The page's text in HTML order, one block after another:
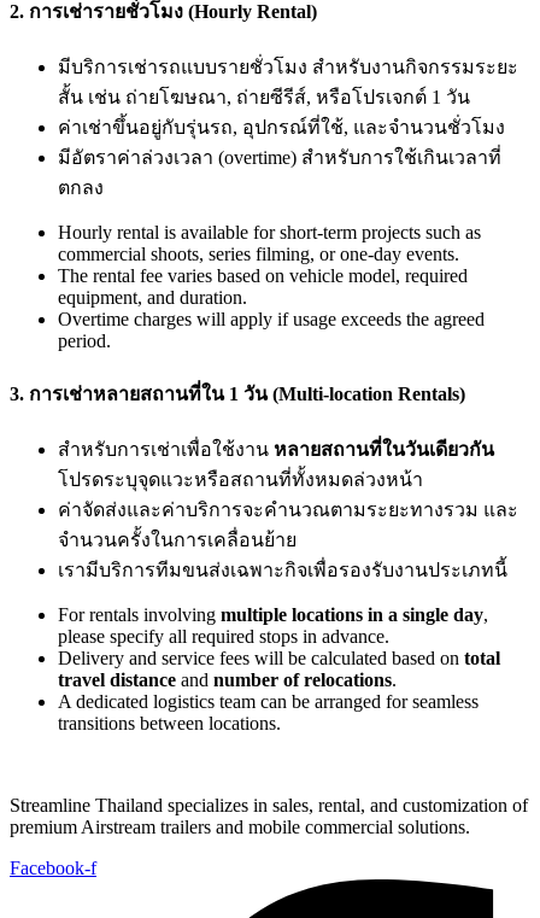
2. การเช่ารายชั่วโมง (Hourly Rental)
มีบริการเช่ารถแบบรายชั่วโมง สำหรับงานกิจกรรมระยะ
สั้น เช่น ถ่ายโฆษณา, ถ่ายซีรีส์, หรือโปรเจกต์ 1 วัน
ค่าเช่าขึ้นอยู่กับรุ่นรถ, อุปกรณ์ที่ใช้, และจำนวนชั่วโมง
มีอัตราค่าล่วงเวลา (overtime) สำหรับการใช้เกินเวลาที่
ตกลง
Hourly rental is available for short-term projects such as
commercial shoots, series filming, or one-day events.
The rental fee varies based on vehicle model, required
equipment, and duration.
Overtime charges will apply if usage exceeds the agreed
period.
3. การเช่าหลายสถานที่ใน 1 วัน (Multi-location Rentals)
สำหรับการเช่าเพื่อใช้งาน หลายสถานที่ในวันเดียวกัน
โปรดระบุจุดแวะหรือสถานที่ทั้งหมดล่วงหน้า
ค่าจัดส่งและค่าบริการจะคำนวณตามระยะทางรวม และ
จำนวนครั้งในการเคลื่อนย้าย
เรามีบริการทีมขนส่งเฉพาะกิจเพื่อรองรับงานประเภทนี้
For rentals involving multiple locations in a single day,
please specify all required stops in advance.
Delivery and service fees will be calculated based on total
travel distance and number of relocations.
A dedicated logistics team can be arranged for seamless
transitions between locations.
Streamline Thailand specializes in sales, rental, and customization of
premium Airstream trailers and mobile commercial solutions.
Facebook-f